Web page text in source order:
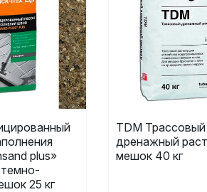
plus»
25 кг
TDM Трассовый
дренажный
мешок 40 кг